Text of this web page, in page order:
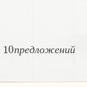
п р е дл о ж е н и й
10 д ий